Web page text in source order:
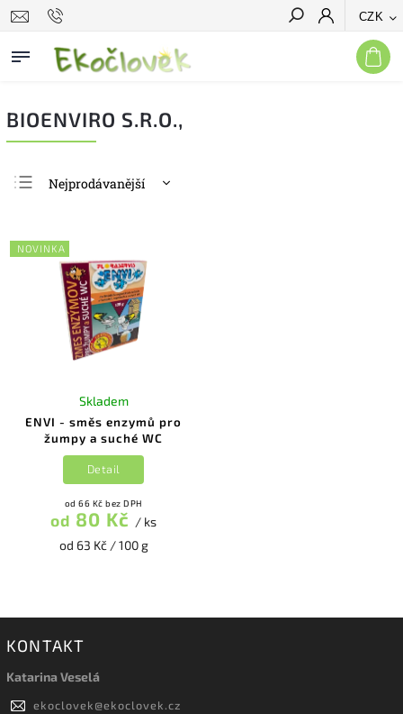
CZK
Hledat
BIOENVIRO S.R.O.,
Nejprodávanější
Nejdražší
Abecedně
NOVINKA
ENVI - směs enzymů pro
žumpy a suché WC
Skladem
od 66 Kč bez DPH
od 80 Kč / ks
od 63 Kč / 100 g
Detail
KONTAKT
Katarina Veselá
ekoclovek@ekoclovek.cz